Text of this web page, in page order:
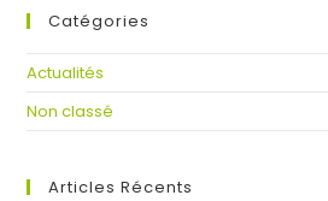
Catégories
Actualités
Non classé
Articles Récents